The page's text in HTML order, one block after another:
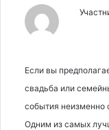
Если вы
свадьба или
события неизменно
Одним из самых